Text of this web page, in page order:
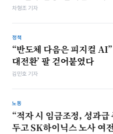
차형조 기자
정책
“반도체 다음은 피지컬 AI”
대전환’ 팔 걷어붙였다
김민호 기자
노동
“적자 시 임금조정, 성과급
두고 SK하이닉스 노사 여